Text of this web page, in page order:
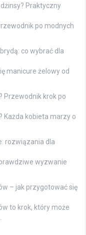
Praktyczny
po modnych
co wybrać dla
manicure żelowy od
Przewodnik krok po
Każda kobieta marzy o
rozwiązania dla
wyzwanie
– jak przygotować się
to krok, który może